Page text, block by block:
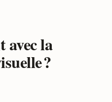
avec la
?